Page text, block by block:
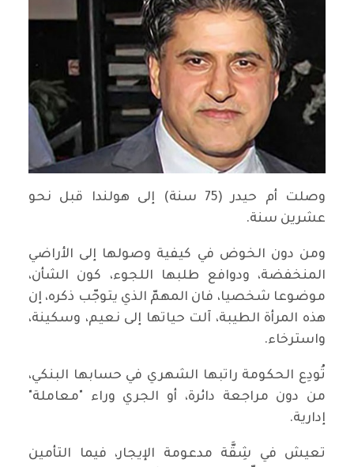
وصلت أم حيدر (75 سنة) إلى هولندا قبل نحو
عشرين سنة.
ومن دون الخوض في كيفية وصولها إلى الأراضي
المنخفضة، ودوافع طلبها اللجوء، كون الشأن،
موضوعا شخصيا، فان المهمّ الذي يتوجّب ذكره، إن
هذه المرأة الطيبة، آلت حياتها إلى نعيم، وسكينة،
واسترخاء.
تُودِع الحكومة راتبها الشهري في حسابها البنكي،
من دون مراجعة دائرة، أو الجري وراء "معاملة"
إدارية.
تعيش في شِقَّة مدعومة الإيجار، فيما التأمين